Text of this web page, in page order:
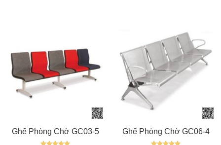
Ghế Phòng Chờ GC03-5 Ghế Phòng Chờ GC06-4